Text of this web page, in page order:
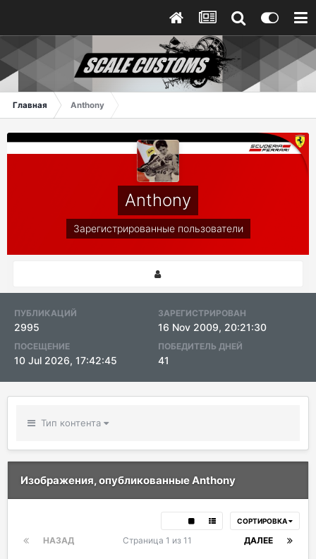
Главная Anthony
Anthony
Зарегистрированные пользователи
ПУБЛИКАЦИЙ
2995
ЗАРЕГИСТРИРОВАН
16 Nov 2009, 20:21:30
ПОСЕЩЕНИЕ
10 Jul 2026, 17:42:45
ПОБЕДИТЕЛЬ ДНЕЙ
41
Тип контента
Изображения, опубликованные Anthony
СОРТИРОВКА
НАЗАД ДАЛЕЕ
Страница 1 из 11